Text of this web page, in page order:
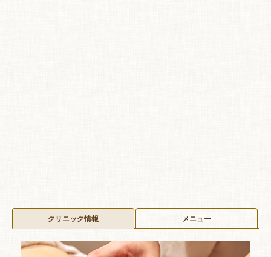
クリニック情報 メニュー